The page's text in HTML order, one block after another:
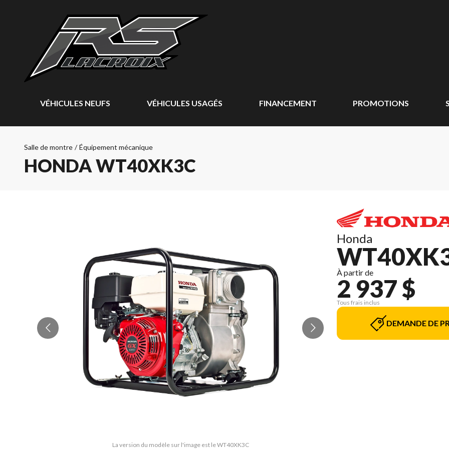
VÉHICULES NEUFS VÉHICULES USAGÉS FINANCEMENT PROMOTIONS
Salle de montre / Équipement mécanique
HONDA WT40XK3C
La version du modèle sur l'image est le WT40XK3C
Honda
À partir de
2 937 $
Tous frais inclus
DEMANDE DE